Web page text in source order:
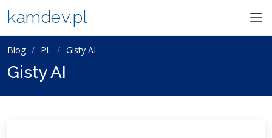
kamdev.pl
Blog PL Gisty AI
Gisty AI